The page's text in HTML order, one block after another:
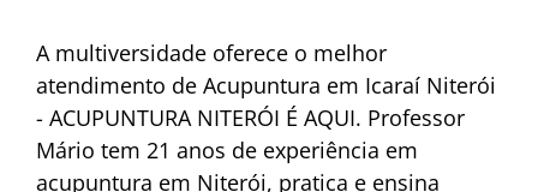
A multiversidade oferece o melhor
atendimento de Acupuntura em Icaraí Niterói
- ACUPUNTURA NITERÓI É AQUI. Professor
Mário tem 21 anos de experiência em
acupuntura em Niterói, pratica e ensina